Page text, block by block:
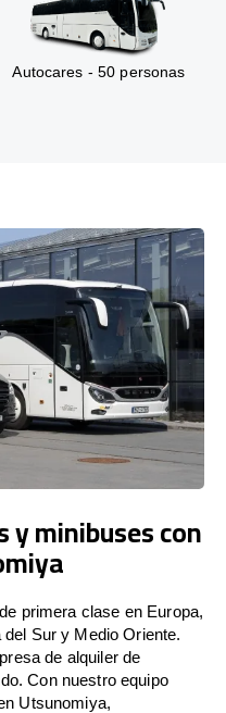
Autocares - 50 personas
minibuses con
primera clase en Europa,
Sur y Medio Oriente.
de alquiler de
Con nuestro equipo
Utsunomiya,